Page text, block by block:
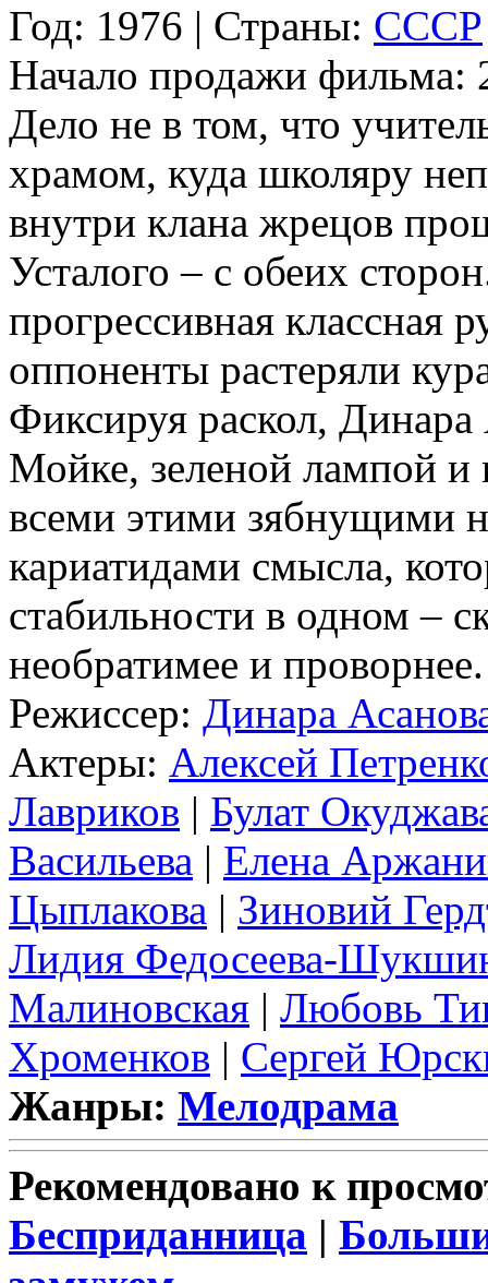
Год: 1976 | Страны: СССР
Начало продажи фильма:
Дело не в том, что
храмом, куда школяру
внутри клана жрецов
Усталого – с обеих
прогрессивная классная
оппоненты растеряли
Фиксируя раскол, Динара
Мойке, зеленой лампой и
всеми этими зябнущими
кариатидами смысла,
стабильности в одном –
необратимее и проворнее.
Режиссер: Динара
Актеры: Алексей
Лавриков | Булат
Васильева | Елена
Цыплакова | Зиновий
Лидия Федосеева-
Малиновская | Любовь
Хроменков | Сергей
Жанры: Мелодрама
Рекомендовано к
Бесприданница |